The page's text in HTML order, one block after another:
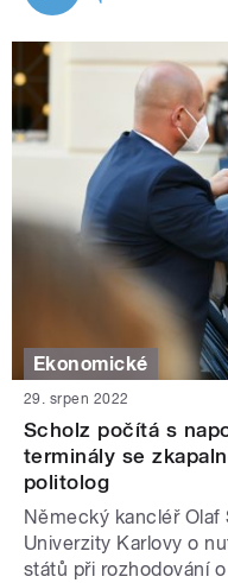
Ekonomické
29. srpen 2022
Scholz počítá s
terminály se
politolog
Německý kancléř
Univerzity Karlovy o
států při rozhodování